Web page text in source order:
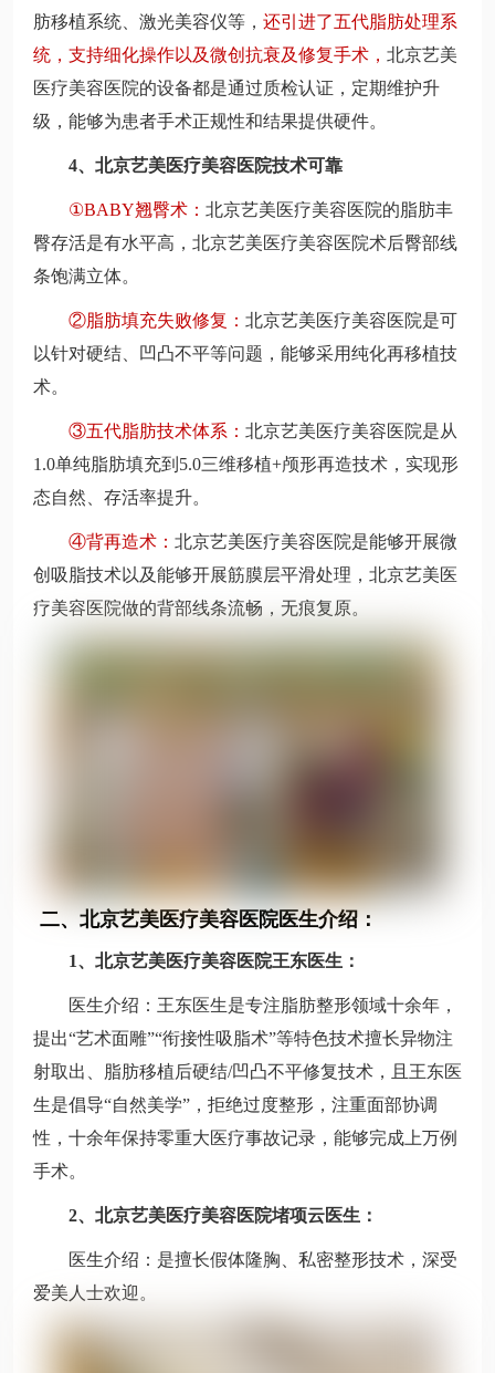
肪移植系统、激光美容仪等， 还引进了五代脂肪处理系
统，支持细化操作以及微创抗衰及修复手术， 北京艺美
医疗美容医院的设备都是通过质检认证，定期维护升
级，能够为患者手术正规性和结果提供硬件。
4、北京艺美医疗美容医院技术可靠
①BABY翘臀术： 北京艺美医疗美容医院的脂肪丰
臀存活是有水平高，北京艺美医疗美容医院术后臀部线
条饱满立体。
②脂肪填充失败修复： 北京艺美医疗美容医院是可
以针对硬结、凹凸不平等问题，能够采用纯化再移植技
术。
③五代脂肪技术体系： 北京艺美医疗美容医院是从
1.0单纯脂肪填充到5.0三维移植+颅形再造技术，实现形
态自然、存活率提升。
④背再造术： 北京艺美医疗美容医院是能够开展微
创吸脂技术以及能够开展筋膜层平滑处理，北京艺美医
疗美容医院做的背部线条流畅，无痕复原。
二、北京艺美医疗美容医院医生介绍：
1、北京艺美医疗美容医院王东医生：
医生介绍：王东医生是专注脂肪整形领域十余年，
提出“艺术面雕”“衔接性吸脂术”等特色技术擅长异物注
射取出、脂肪移植后硬结/凹凸不平修复技术，且王东医
生是倡导“自然美学”，拒绝过度整形，注重面部协调
性，十余年保持零重大医疗事故记录，能够完成上万例
手术。
2、北京艺美医疗美容医院堵项云医生：
医生介绍：是擅长假体隆胸、私密整形技术，深受
爱美人士欢迎。